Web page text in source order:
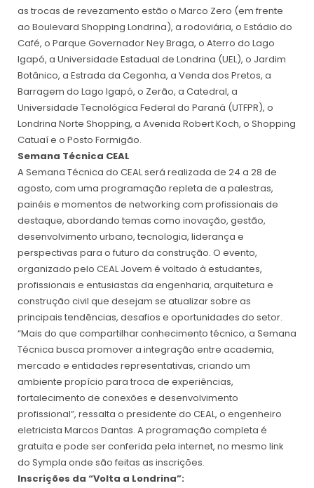
as trocas de revezamento estão o Marco Zero (em frente
ao Boulevard Shopping Londrina), a rodoviária, o Estádio do
Café, o Parque Governador Ney Braga, o Aterro do Lago
Igapó, a Universidade Estadual de Londrina (UEL), o Jardim
Botânico, a Estrada da Cegonha, a Venda dos Pretos, a
Barragem do Lago Igapó, o Zerão, a Catedral, a
Universidade Tecnológica Federal do Paraná (UTFPR), o
Londrina Norte Shopping, a Avenida Robert Koch, o Shopping
Catuaí e o Posto Formigão.
Semana Técnica CEAL
A Semana Técnica do CEAL será realizada de 24 a 28 de
agosto, com uma programação repleta de a palestras,
painéis e momentos de networking com profissionais de
destaque, abordando temas como inovação, gestão,
desenvolvimento urbano, tecnologia, liderança e
perspectivas para o futuro da construção. O evento,
organizado pelo CEAL Jovem é voltado à estudantes,
profissionais e entusiastas da engenharia, arquitetura e
construção civil que desejam se atualizar sobre as
principais tendências, desafios e oportunidades do setor.
“Mais do que compartilhar conhecimento técnico, a Semana
Técnica busca promover a integração entre academia,
mercado e entidades representativas, criando um
ambiente propício para troca de experiências,
fortalecimento de conexões e desenvolvimento
profissional”, ressalta o presidente do CEAL, o engenheiro
eletricista Marcos Dantas. A programação completa é
gratuita e pode ser conferida pela internet, no mesmo link
do Sympla onde são feitas as inscrições.
Inscrições da “Volta a Londrina”: